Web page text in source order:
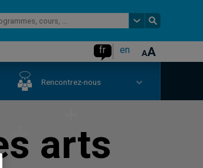
fr en
Rencontrez-nous
arts